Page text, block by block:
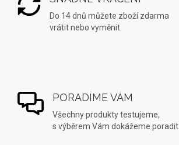
Do 14 dnů můžete zboží zdarma
vrátit nebo vyměnit.
PORADÍME VÁM
Všechny produkty testujeme,
s výběrem Vám dokážeme poradit.